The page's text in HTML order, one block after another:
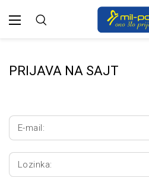
PRIJAVA NA SAJT
E-mail:
Lozinka: